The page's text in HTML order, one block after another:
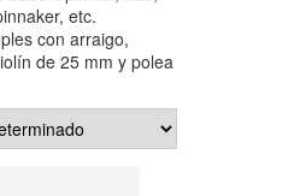
etc.
con arraigo,
de 25 mm y polea